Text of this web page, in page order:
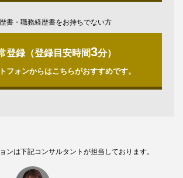
書・職務経歴書をお持ちでない方
登録（登録目安時間3分）
フォンからはこちらがおすすめです。
ンは下記コンサルタントが担当しております。